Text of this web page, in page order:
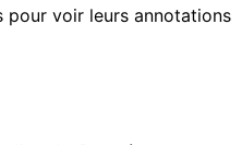
pour voir leurs annotations